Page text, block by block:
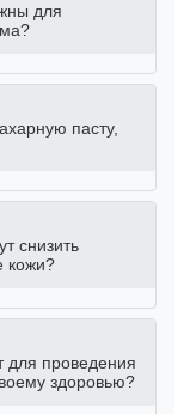
для
пасту,
снизить
кожи?
для проведения
здоровью?